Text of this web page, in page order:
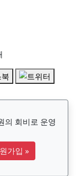
의 회비로 운영
가입 »